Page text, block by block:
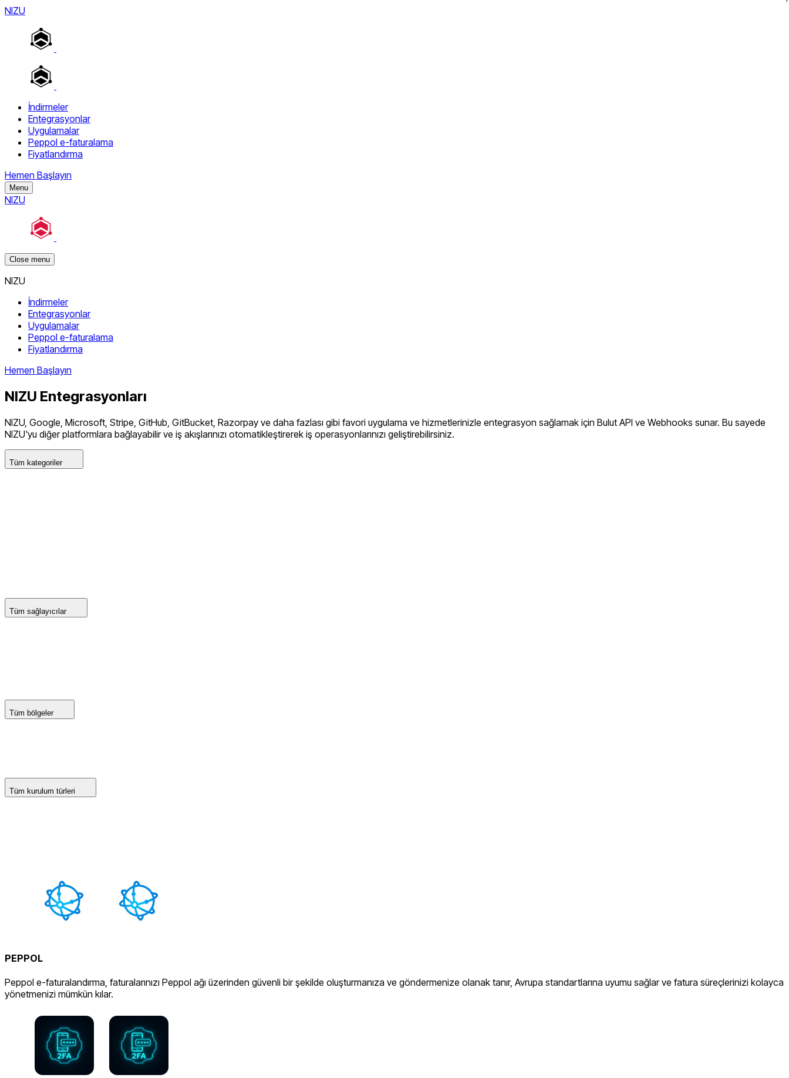
NIZU
İndirmeler
Entegrasyonlar
Uygulamalar
Peppol e-faturalama
Fiyatlandırma
Hemen Başlayın
Menu
NIZU
Close menu
NIZU
İndirmeler
Entegrasyonlar
Uygulamalar
Peppol e-faturalama
Fiyatlandırma
Hemen Başlayın
NIZU Entegrasyonları
NIZU, Google, Microsoft, Stripe, GitHub, GitBucket, Razorpay ve daha fazlası gibi favori uygulama ve hizmetlerinizle entegrasyon sağlamak için Bulut API ve Webhooks sunar. Bu sayede
NIZU'yu diğer platformlara bağlayabilir ve iş akışlarınızı otomatikleştirerek iş operasyonlarınızı geliştirebilirsiniz.
Tüm kategoriler
Tüm sağlayıcılar
Tüm bölgeler
Tüm kurulum türleri
PEPPOL
Peppol e-faturalandırma, faturalarınızı Peppol ağı üzerinden güvenli bir şekilde oluşturmanıza ve göndermenize olanak tanır, Avrupa standartlarına uyumu sağlar ve fatura süreçlerinizi kolayca
yönetmenizi mümkün kılar.